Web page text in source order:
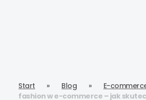
Start » Blog » E-
fashion w e-commerce – jak